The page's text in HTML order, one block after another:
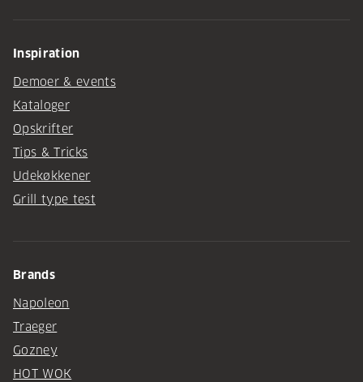
Inspiration
Demoer & events
Kataloger
Opskrifter
Tips & Tricks
Udekøkkener
Grill type test
Brands
Napoleon
Traeger
Gozney
HOT WOK